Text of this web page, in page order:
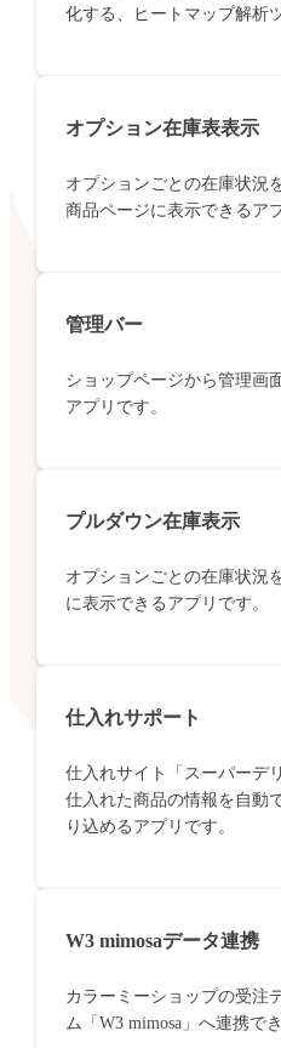
化する、ヒートマップ解析
オプション在庫表表示
オプションごとの在庫状況
商品ページに表示できるア
管理バー
ショップページから管理画
アプリです。
プルダウン在庫表示
オプションごとの在庫状況
に表示できるアプリです。
仕入れサポート
仕入れサイト「スーパーデ
仕入れた商品の情報を自動
り込めるアプリです。
W3 mimosaデータ連携
カラーミーショップの受注
ム「W3 mimosa」へ連携で